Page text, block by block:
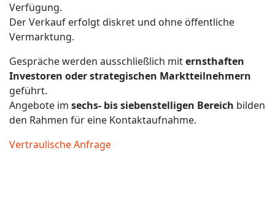
Verfügung.
Der Verkauf erfolgt diskret und ohne öffentliche
Vermarktung.
Gespräche werden ausschließlich miternsthaften
Investoren oder strategischen Marktteilnehmern
geführt.
Angebote im sechs- bis siebenstelligen Bereich bilden
den Rahmen für eine Kontaktaufnahme.
Vertraulische Anfrage